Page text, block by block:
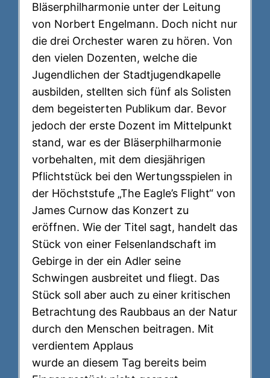
Bläserphilharmonie unter der Leitung
von Norbert Engelmann. Doch nicht nur
die drei Orchester waren zu hören. Von
den vielen Dozenten, welche die
Jugendlichen der Stadtjugendkapelle
ausbilden, stellten sich fünf als Solisten
dem begeisterten Publikum dar. Bevor
jedoch der erste Dozent im Mittelpunkt
stand, war es der Bläserphilharmonie
vorbehalten, mit dem diesjährigen
Pflichtstück bei den Wertungsspielen in
der Höchststufe „The Eagle’s Flight“ von
James Curnow das Konzert zu
eröffnen. Wie der Titel sagt, handelt das
Stück von einer Felsenlandschaft im
Gebirge in der ein Adler seine
Schwingen ausbreitet und fliegt. Das
Stück soll aber auch zu einer kritischen
Betrachtung des Raubbaus an der Natur
durch den Menschen beitragen. Mit
verdientem Applaus
wurde an diesem Tag bereits beim